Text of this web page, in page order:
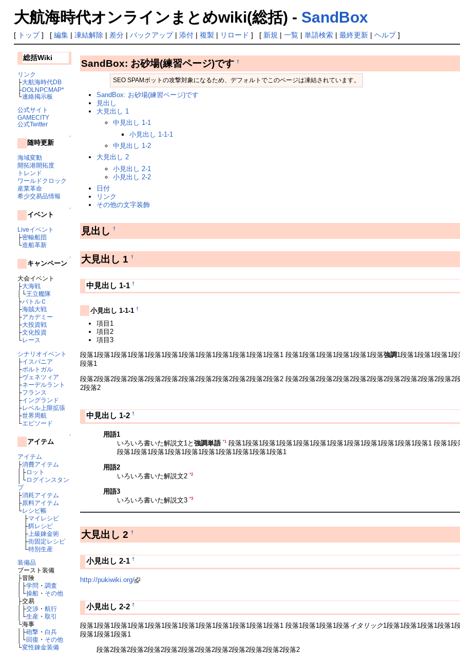
大航海時代オンラインまとめwiki(総括) - SandBox
[ トップ] [ 編集| 凍結解除 | 差分| バックアップ| 添付| 複製 | リロード ] [ 新規 | 一覧| 単語検索| 最終更新| ヘルプ]
総括Wiki
リンク
├大航海時代DB
├DOLNPCMAP*
└連絡掲示板
公式サイト
GAMECITY
公式Twitter
↑
随時更新
海域変動
開拓港開拓度
トレンド
ワールドクロック
産業革命
希少交易品情報
↑
イベント
Liveイベント
├密輸船団
└造船革新
↑
キャンペーン
大会イベント
├大海戦
│└王立艦隊
├バトルＣ
├海賊大戦
├アカデミー
├大投資戦
├文化投資
└レース
シナリオイベント
├イスパニア
├ポルトガル
├ヴェネツィア
├ネーデルラント
├フランス
├イングランド
├レベル上限拡張
├世界周航
└エピソード
↑
アイテム
アイテム
├消費アイテム
│├ロット
│└ログインスタン
プ
├消耗アイテム
├原料アイテム
└レシピ帳
├マイレシピ
├餌レシピ
├上級錬金術
├街固定レシピ
└特別生産
装備品
ブースト装備
├冒険
│├学問 ・ 調査
│└操船・ その他
├交易
│├交渉・ 航行
│└生産・ 取引
└海事
│├砲撃・ 白兵
│└回復 ・ その他
└変性錬金装備
SandBox: お砂場(練習ページ)です†
SEO SPAMボットの攻撃対象になるため、デフォルトでこのページは凍結されています。
SandBox: お砂場(練習ページ)です
見出し
大見出し 1
中見出し 1-1
小見出し 1-1-1
中見出し 1-2
大見出し 2
小見出し 2-1
小見出し 2-2
日付
リンク
その他の文字装飾
見出し †
大見出し 1†
中見出し 1-1 †
小見出し 1-1-1 †
項目1
項目2
項目3
段落1段落1段落1段落1段落1段落1段落1段落1段落1段落1段落1段落1 段落1段落1段落1段落1段落1段落強調1段落1段落1段落1
段落1
段落2段落2段落2段落2段落2段落2段落2段落2段落2段落2段落2段落2 段落2段落2段落2段落2段落2段落2段落2段落2段落2段落
2段落2
中見出し 1-2 †
用語1
いろいろ書いた解説文1と強調単語 *1段落1段落1段落1段落1段落1段落1段落1段落1段落1段落1段落1段落1 段落1
段落1段落1段落1段落1段落1段落1段落1段落1段落1段落1
用語2
いろいろ書いた解説文2*2
用語3
いろいろ書いた解説文3*3
大見出し 2†
小見出し 2-1 †
http://pukiwiki.org/
小見出し 2-2 †
段落1段落1段落1段落1段落1段落1段落1段落1段落1段落1段落1段落1 段落1段落1段落1段落 イタリック1段落1段落1段落1段落1
段落1段落1段落1
段落2段落2段落2段落2段落2段落2段落2段落2段落2段落2段落2段落2